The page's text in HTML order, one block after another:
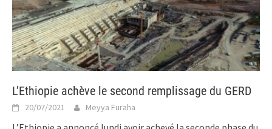
L’Ethiopie achève le second remplissage du GERD
20/07/2021 Meyya Furaha